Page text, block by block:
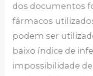
dos documentos
fármacos
podem ser
baixo índice de
impossibilidade